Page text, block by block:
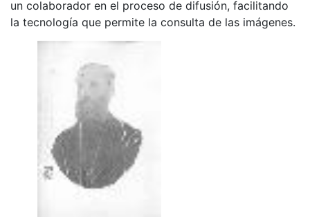
un colaborador en el proceso de difusión, facilitando
la tecnología que permite la consulta de las imágenes.